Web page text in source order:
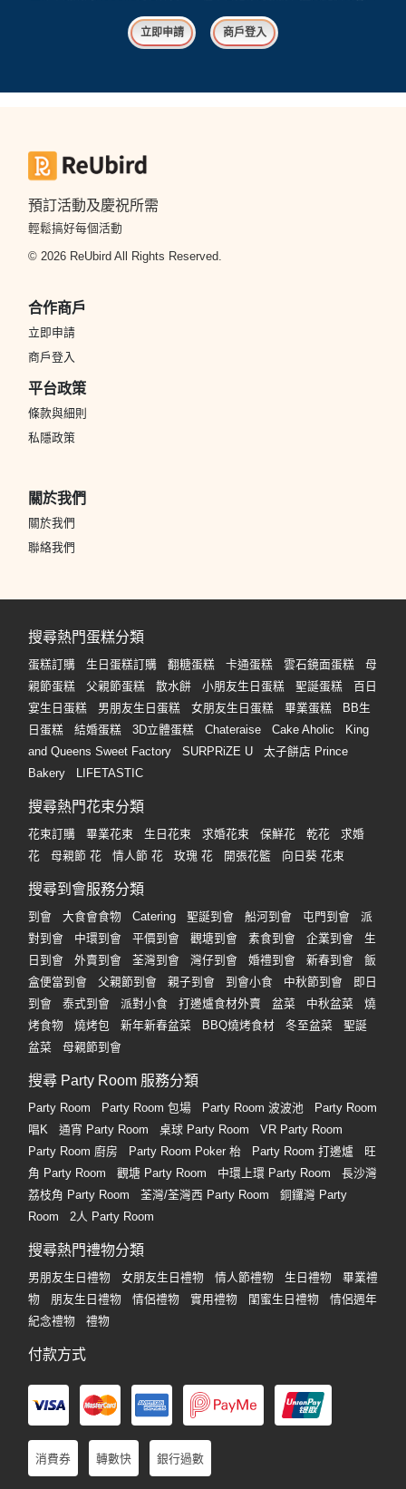
立即申請 商戶登入
預訂活動及慶祝所需
輕鬆搞好每個活動
© 2026 ReUbird All Rights Reserved.
合作商戶
立即申請
商戶登入
平台政策
條款與細則
私隱政策
關於我們
關於我們
聯絡我們
搜尋熱門蛋糕分類
蛋糕訂購 生日蛋糕訂購 翻糖蛋糕 卡通蛋糕 雲石鏡面蛋糕
母
親節蛋糕
父親節蛋糕 散水餅 小朋友生日蛋糕 聖誕蛋糕
百日
宴生日蛋糕
男朋友生日蛋糕 女朋友生日蛋糕 畢業蛋糕
BB生
日蛋糕
結婚蛋糕 3D立體蛋糕 Chateraise Cake Aholic
King
and Queens Sweet Factory
SURPRiZE U
太子餅店 Prince
Bakery
LIFETASTIC
搜尋熱門花束分類
花束訂購 畢業花束 生日花束 求婚花束 保鮮花 乾花
求婚
花
母親節 花 情人節 花 玫瑰 花 開張花籃 向日葵 花束
搜尋到會服務分類
到會 大食會食物 Catering 聖誕到會 船河到會 屯門到會
派
對到會
中環到會 平價到會 觀塘到會 素食到會 企業到會
生
日到會
外賣到會 荃灣到會 灣仔到會 婚禮到會 新春到會
飯
盒便當到會
父親節到會 親子到會 到會小食 中秋節到會
即日
到會
泰式到會 派對小食 打邊爐食材外賣 盆菜 中秋盆菜
燒
烤食物
燒烤包 新年新春盆菜 BBQ燒烤食材 冬至盆菜
聖誕
盆菜
母親節到會
搜尋 Party Room 服務分類
Party Room Party Room 包場 Party Room 波波池
Party Room
唱K
通宵 Party Room 桌球 Party Room
VR Party Room
Party Room 廚房
Party Room Poker 枱 Party Room 打邊爐
旺
角 Party Room
觀塘 Party Room 中環上環 Party Room
長沙灣
荔枝角 Party Room
荃灣/荃灣西 Party Room
銅鑼灣 Party
Room
2人 Party Room
搜尋熱門禮物分類
男朋友生日禮物 女朋友生日禮物 情人節禮物 生日禮物
畢業禮
物
朋友生日禮物 情侶禮物 實用禮物 閨蜜生日禮物
情侶週年
紀念禮物
禮物
付款方式
消費券 轉數快 銀行過數